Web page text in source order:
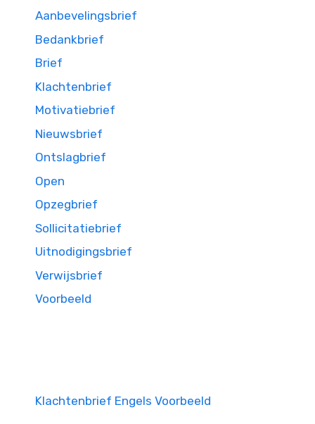
Aanbevelingsbrief
Bedankbrief
Brief
Klachtenbrief
Motivatiebrief
Nieuwsbrief
Ontslagbrief
Open
Opzegbrief
Sollicitatiebrief
Uitnodigingsbrief
Verwijsbrief
Voorbeeld
Klachtenbrief Engels Voorbeeld